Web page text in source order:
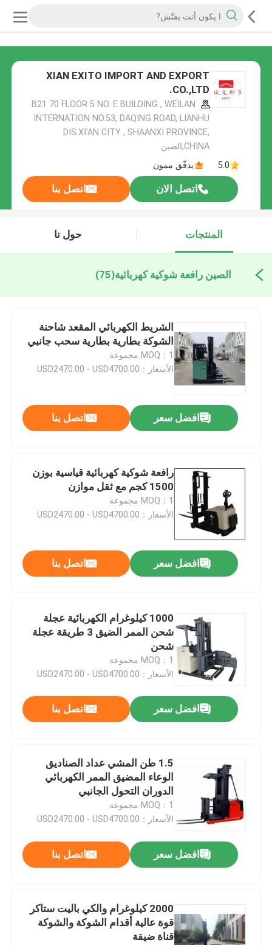
XIAN EXITO IMPORT AND EXPORT
CO.,LTD.
B21 70 FLOOR 5 NO. E BUILDING , WEILAN
INTERNATION NO.53, DAQING ROAD, LIANHU
DIS.XI'AN CITY , SHAANXI PROVINCE,
CHINA,الصين
5.0
يدقّق ممون
اتصل الان اتصل بنا
المنتجات حول نا
الصين رافعة شوكية كهربائية(75)
الشريط الكهربائي المقعد شاحنة
الشوكة بطارية بطارية سحب جانبي
MOQ：1 مجموعة
الأسعار：USD2470.00 - USD4700.00
افضل سعر اتصل بنا
رافعة شوكية كهربائية قياسية بوزن
1500 كجم مع ثقل موازن
MOQ：1 مجموعة
الأسعار：USD2470.00 - USD4700.00
افضل سعر اتصل بنا
1000 كيلوغرام الكهربائية عجلة
شحن الممر الضيق 3 طريقة عجلة
شحن
MOQ：1 مجموعة
الأسعار：USD2470.00 - USD4700.00
افضل سعر اتصل بنا
1.5 طن المشي عداد الصناديق
الوعاء المضيق الممر الكهربائي
الدوران التحول الجانبي
MOQ：1 مجموعة
الأسعار：USD2470.00 - USD4700.00
افضل سعر اتصل بنا
2000 كيلوغرام والكي باليت ستاكر
قوة عالية أقدام الشوكة والشوكة
قناة ضيقة